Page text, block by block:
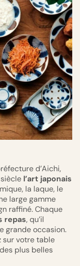
d’Aichi,
l’art japonais
la laque, le
large gamme
raffiné. Chaque
repas, qu’il
grande occasion.
sur votre table
plus belles